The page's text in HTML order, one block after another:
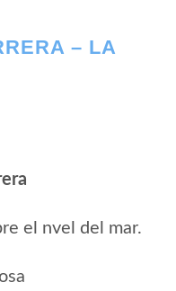
– LA
el nvel del mar.